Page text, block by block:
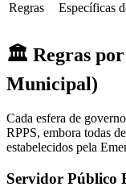
Regras Específicas
🏛️ Regras por
Municipal)
Cada esfera de
RPPS, embora todas
estabelecidos pela
Servidor Público